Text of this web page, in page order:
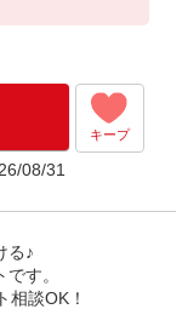
キープ
08/31
る♪
す。
相談OK！